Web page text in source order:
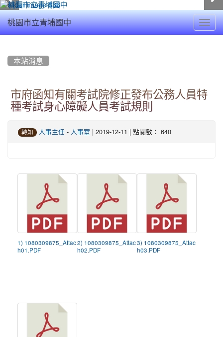
桃園市立青埔國中
本站消息
市府函知有關考試院修正發布公務人員特
種考試身心障礙人員考試規則
轉知 人事主任 - 人事室 | 2019-12-11 | 點閱數： 640
1) 1080309875_Attac
h01.PDF
2) 1080309875_Attac
h02.PDF
3) 1080309875_Attac
h03.PDF